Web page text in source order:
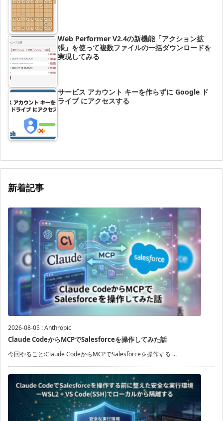
Web Performer V2.4の新機能「アクション拡
張」を使って複数ファイルの一括ダウンロードを
実現してみる
サービス アカウント キーを作らずに Google ド
ライブ にアクセスする
新着記事
2026-08-05 :Anthropic
Claude CodeからMCPでSalesforceを操作してみた話
今回やること:Claude CodeからMCPでSalesforceを操作する ...